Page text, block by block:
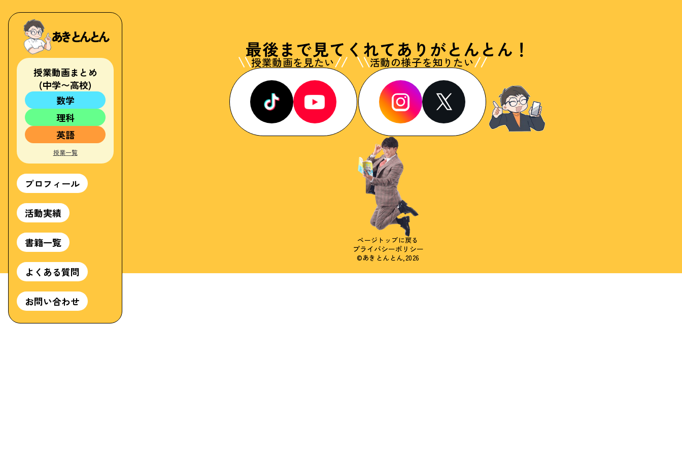
あきとんとん
授業動画まとめ
(中学〜高校)
数学
中1
中2
中3
高校
理科
中1
中2
中3
高校
英語
中1
中2
中3
高校
授業一覧
プロフィール
活動実績
書籍一覧
よくある質問
お問い合わせ
最後まで見てくれてありがとんとん！
授業動画を見たい 活動の様子を知りたい
ページトップに戻る
プライバシーポリシー
©あきとんとん,2026